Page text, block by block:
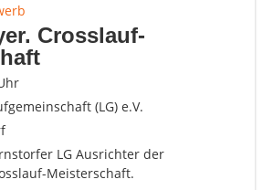
Crosslauf-
(LG) e.V.
LG Ausrichter der
Meisterschaft.